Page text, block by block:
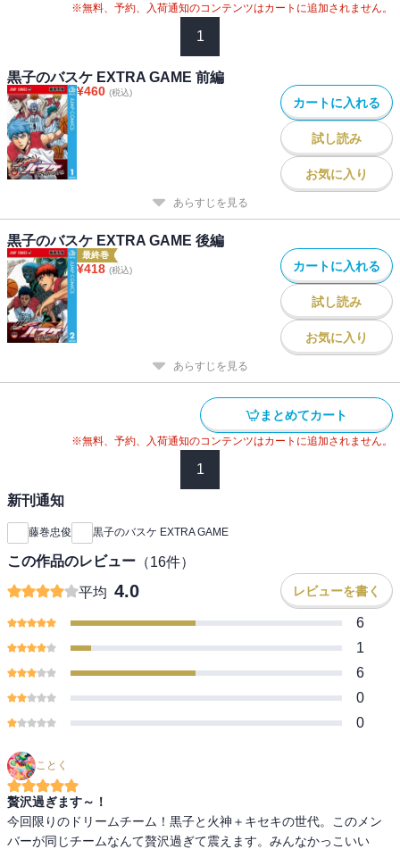
※無料、予約、入荷通知のコンテンツはカートに追加されません。
1
黒子のバスケ EXTRA GAME 前編
¥460 (税込)
カートに入れる
試し読み
お気に入り
あらすじを見る
黒子のバスケ EXTRA GAME 後編
最終巻
¥418 (税込) カートに入れる
試し読み
お気に入り
あらすじを見る
まとめてカート
※無料、予約、入荷通知のコンテンツはカートに追加されません。
1
新刊通知
藤巻忠俊 黒子のバスケ EXTRA GAME
この作品のレビュー （16件）
平均 4.0 レビューを書く
6
1
6
0
0
ことく
贅沢過ぎます～！
今回限りのドリームチーム！黒子と火神＋キセキの世代。このメン
バーが同じチームなんて贅沢過ぎて震えます。みんなかっこいい